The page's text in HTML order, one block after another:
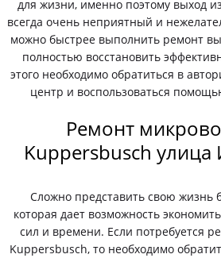
для жизни, именно поэтому выход
всегда очень неприятный и
можно быстрее выполнить ремонт
полностью восстановить
этого необходимо обратиться в
центр и воспользоваться
Ремонт
Kuppersbusch
Сложно представить свою жизнь
которая дает возможность
сил и времени. Если потребуется
Kuppersbusch, то необходимо